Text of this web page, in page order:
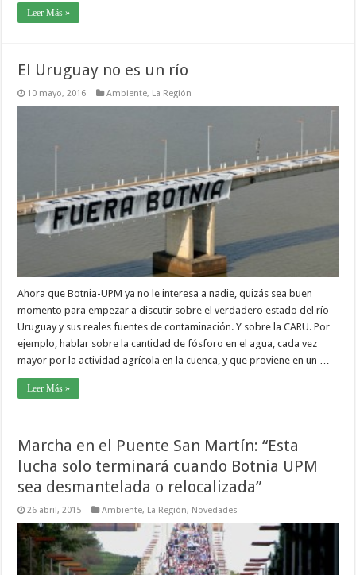
Leer Más »
El Uruguay no es un río
10 mayo, 2016 Ambiente, La Región
Ahora que Botnia-UPM ya no le interesa a nadie, quizás sea buen
momento para empezar a discutir sobre el verdadero estado del río
Uruguay y sus reales fuentes de contaminación. Y sobre la CARU. Por
ejemplo, hablar sobre la cantidad de fósforo en el agua, cada vez
mayor por la actividad agrícola en la cuenca, y que proviene en un …
Leer Más »
Marcha en el Puente San Martín: “Esta
lucha solo terminará cuando Botnia UPM
sea desmantelada o relocalizada”
26 abril, 2015 Ambiente, La Región, Novedades